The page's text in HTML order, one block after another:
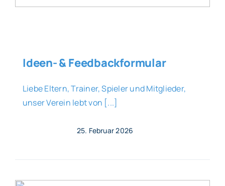
Ideen- & Feedbackformular
Liebe Eltern, Trainer, Spieler und Mitglieder,
unser Verein lebt von [...]
25. Februar 2026